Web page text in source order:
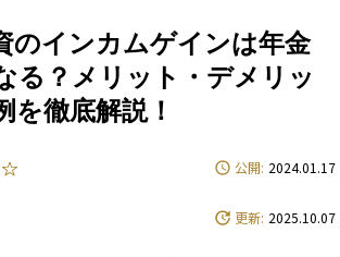
のインカムゲインは年金
る？メリット・デメリッ
を徹底解説！
公開: 2024.01.17
更新: 2025.10.07